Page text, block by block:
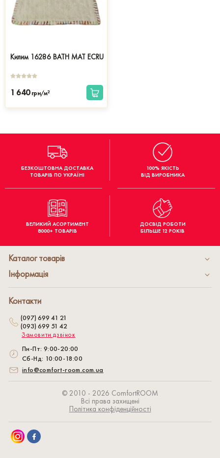
Килим 16286 BATH MAT ECRU
1 640 грн/м2
БЕЗКОШТОВНА ДОСТАВКА
ТОВАРІВ ПО УКРАЇНІ
100% ЯКІСТЬ
ВІД ВИРОБНИКА
ВЕЛИКИЙ АСОРТИМЕНТ
8000+ ТОВАРІВ
ДОСВІД РОБОТИ
БІЛЬШЕ 12 РОКІВ
© 2010 - 2026 СomfortROOM
Всі права захищені
Політика конфіденційності
Каталог товарів
Інформація
Контакти
(097) 699 41 21
(093) 699 51 42
Замовити дзвінок
Пн-Пт: 9:00-20:00
Сб-Нд: 10:00-18:00
info@comfort-room.com.ua